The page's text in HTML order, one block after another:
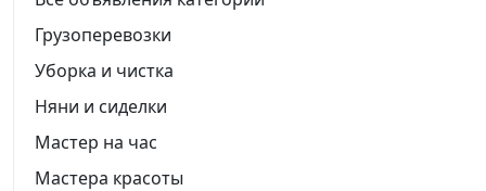
Грузоперевозки
Уборка и чистка
Няни и сиделки
Мастер на час
Мастера красоты